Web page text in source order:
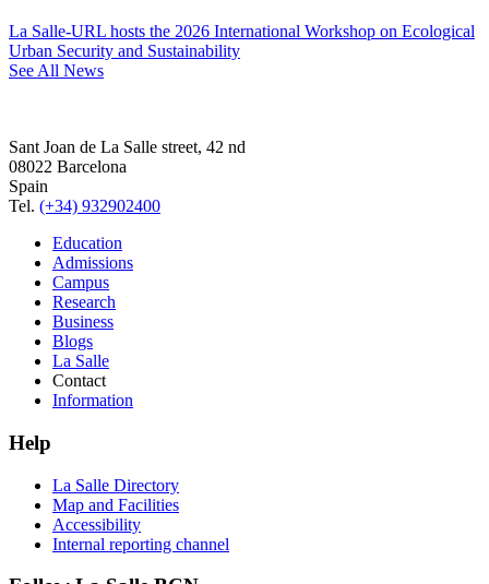
La Salle-URL hosts the 2026 International Workshop on Ecological
Urban Security and Sustainability
See All News
Sant Joan de La Salle street, 42 nd
08022 Barcelona
Spain
Tel. (+34) 932902400
Education
Admissions
Campus
Research
Business
Blogs
La Salle
Contact
Information
Help
La Salle Directory
Map and Facilities
Accessibility
Internal reporting channel